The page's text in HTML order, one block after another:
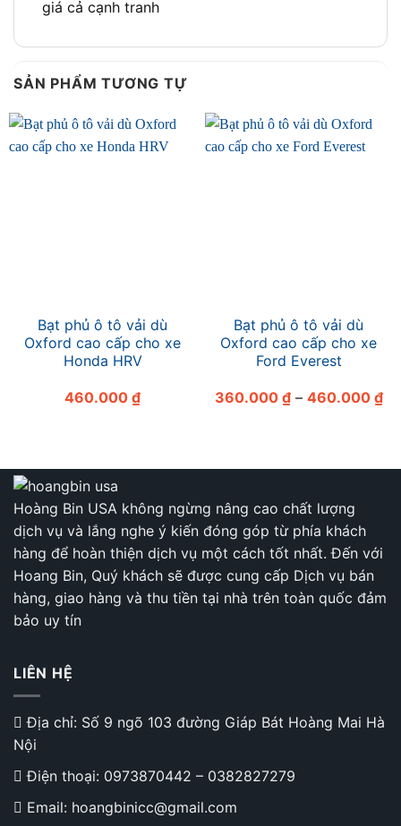
giá cả cạnh tranh
SẢN PHẨM TƯƠNG TỰ
Bạt phủ ô tô vải dù
Oxford cao cấp cho xe
Honda HRV
460.000 ₫
Bạt phủ ô tô vải dù
Oxford cao cấp cho xe
Ford Everest
360.000 ₫ – 460.000 ₫
Hoàng Bin USA không ngừng nâng cao chất lượng
dịch vụ và lắng nghe ý kiến đóng góp từ phía khách
hàng để hoàn thiện dịch vụ một cách tốt nhất. Đến với
Hoang Bin, Quý khách sẽ được cung cấp Dịch vụ bán
hàng, giao hàng và thu tiền tại nhà trên toàn quốc đảm
bảo uy tín
LIÊN HỆ
Địa chỉ: Số 9 ngõ 103 đường Giáp Bát Hoàng Mai Hà
Nội
Điện thoại: 0973870442 – 0382827279
Email: hoangbinicc@gmail.com